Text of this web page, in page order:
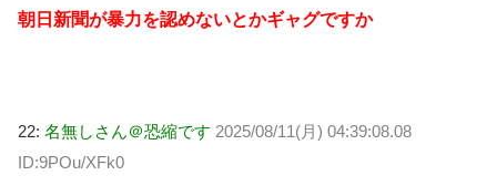
朝日新聞が暴力を認めないとかギャグですか
22: 名無しさん＠恐縮です 2025/08/11(月) 04:39:08.08
ID:9POu/XFk0